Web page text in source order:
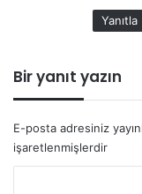
k
i
Yanıtla
Bir yanıt yazın
E-posta adresiniz
işaretlenmişlerdir